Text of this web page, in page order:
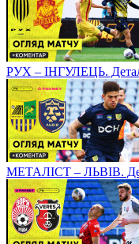
РУХ – ІНГУЛЕЦЬ.
МЕТАЛІСТ – ЛЬВІВ.